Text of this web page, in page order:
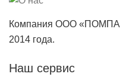
Компания ООО «ПОМПА
2014 года.
Наш сервис